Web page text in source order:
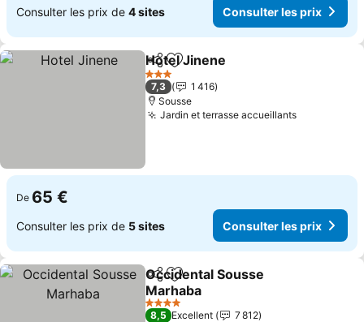
Consulter les prix de 4 sites Consulter les prix
PartagerAjouter à mes favoris
Hotel Jinene
3 Étoiles
7,3
1 416
Sousse
Jardin et terrasse accueillantsConsulter
De 65 €
Consulter les prix de 5 sites Consulter les prix
PartagerAjouter à mes favoris
Occidental Sousse
Marhaba
Consulter les prix
4 Étoiles
8,5 Excellent
7 812